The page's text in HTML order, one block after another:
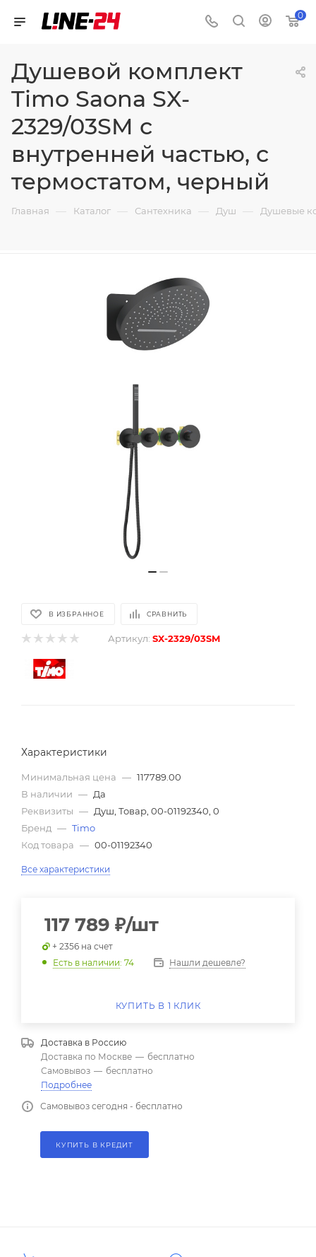
0
Душевой комплект
Timo Saona SX-
2329/03SM с
внутренней частью, с
термостатом, черный
Главная — Каталог — Сантехника — Душ — Душевые
В ИЗБРАННОЕ СРАВНИТЬ
Артикул: SX-2329/03SM
Характеристики
Минимальная цена — 117789.00
В наличии — Да
Реквизиты — Душ, Товар, 00-01192340, 0
Бренд — Timo
Код товара — 00-01192340
Все характеристики
117 789 ₽/шт
+ 2356 на счет
Есть в наличии: 74 Нашли дешевле?
КУПИТЬ В 1 КЛИК
Доставка в Россию
Доставка по Москве — бесплатно
Самовывоз — бесплатно
Подробнее
Самовывоз сегодня - бесплатно
КУПИТЬ В КРЕДИТ